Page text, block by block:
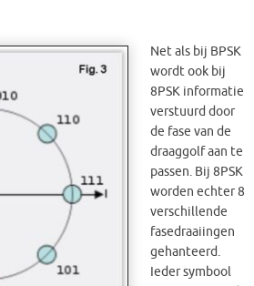
Net als bij BPSK
wordt ook bij
8PSK informatie
verstuurd door
de fase van de
draaggolf aan te
passen. Bij 8PSK
worden echter 8
verschillende
fasedraaiingen
gehanteerd.
Ieder symbool